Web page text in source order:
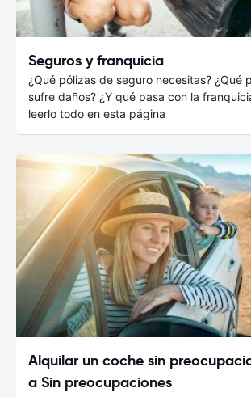
Seguros y franquicia
¿Qué pólizas de seguro necesitas? ¿Qué
sufre daños? ¿Y qué pasa con la
leerlo todo en esta página
Alquilar un coche sin
a Sin preocupaciones